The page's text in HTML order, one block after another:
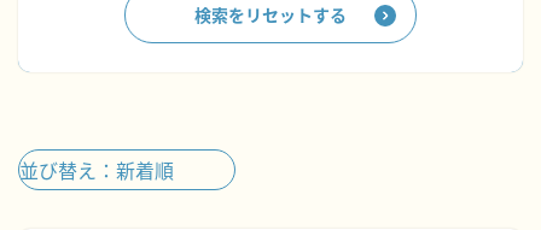
検索をリセットする